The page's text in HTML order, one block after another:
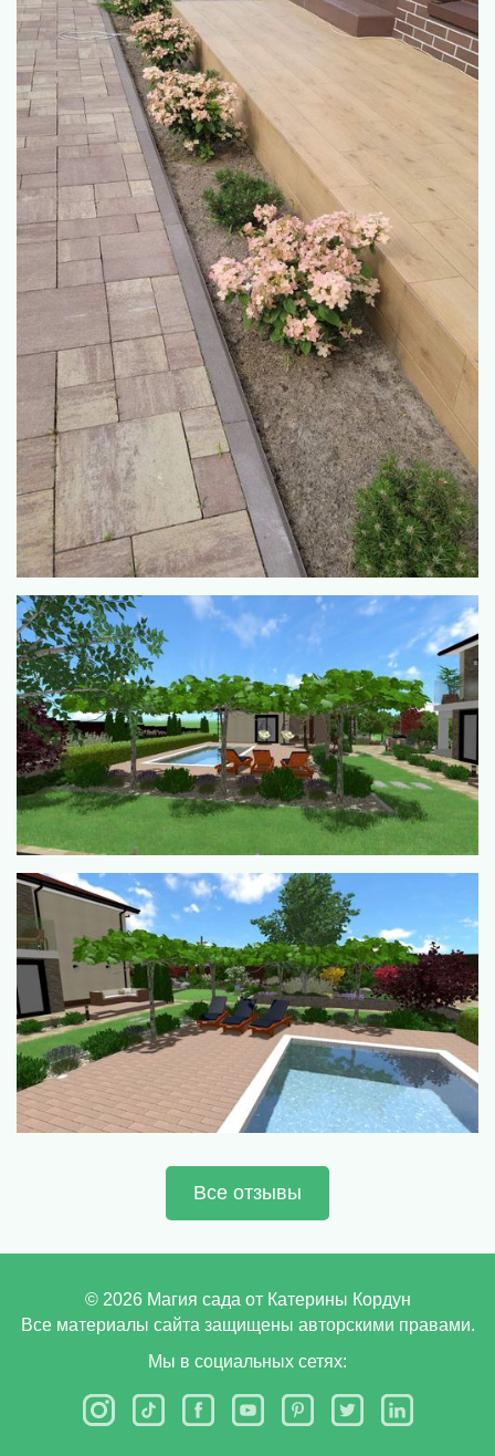
Все отзывы
© 2026Магия сада от Катерины Кордун
Все материалы сайта защищены авторскими правами.
Мы в социальных сетях: